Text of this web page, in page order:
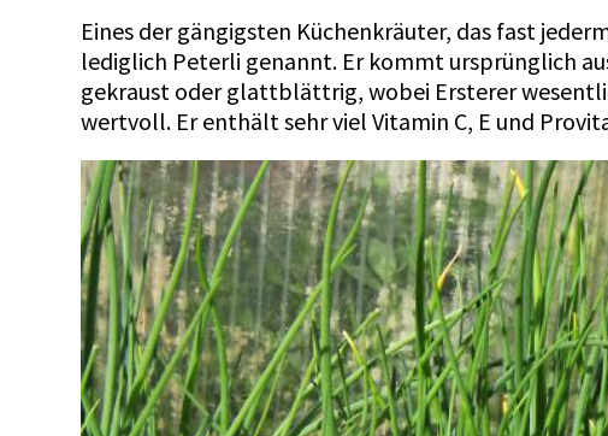
Eines der gängigsten Küchenkräuter, das fast
lediglich Peterli genannt. Er kommt ursprünglich
gekraust oder glattblättrig, wobei Ersterer
wertvoll. Er enthält sehr viel Vitamin C, E und